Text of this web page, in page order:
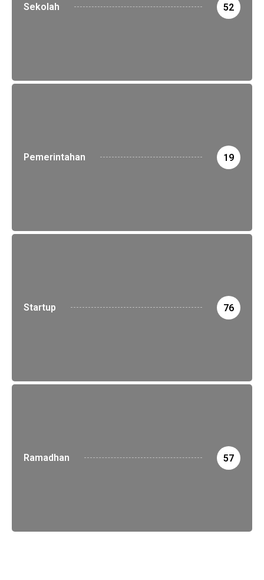
Sekolah 52
Pemerintahan 19
Startup 76
Ramadhan 57